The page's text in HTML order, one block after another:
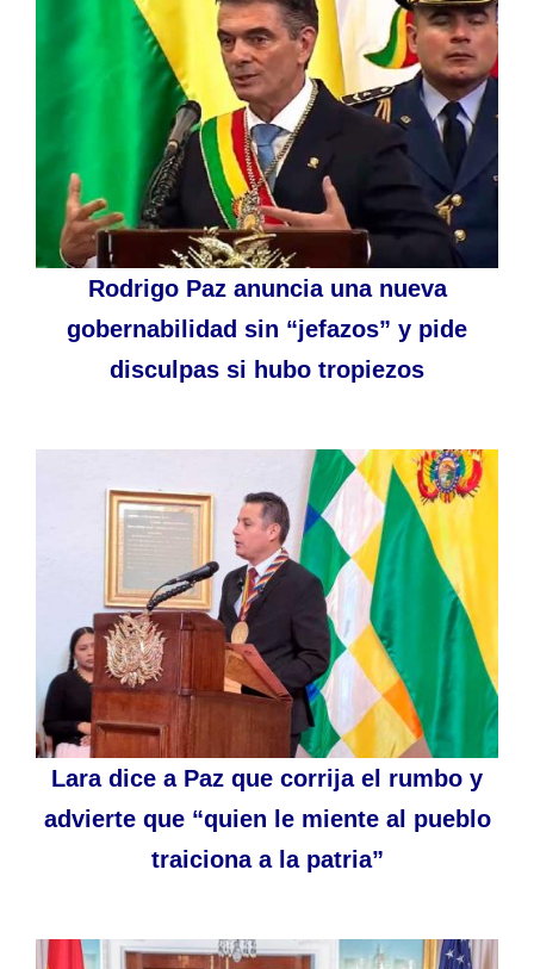
Rodrigo Paz anuncia una nueva
gobernabilidad sin “jefazos” y pide
disculpas si hubo tropiezos
Lara dice a Paz que corrija el rumbo y
advierte que “quien le miente al pueblo
traiciona a la patria”